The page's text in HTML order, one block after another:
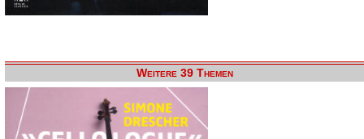
Weitere 39 Themen